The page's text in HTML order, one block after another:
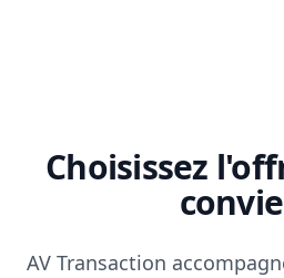
Choisissez
AV Transaction